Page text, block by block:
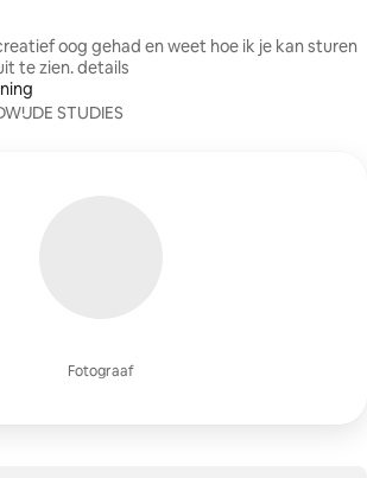
Fotograaf
oog gehad en weet hoe ik je kan sturen
te zien. details
STUDIES